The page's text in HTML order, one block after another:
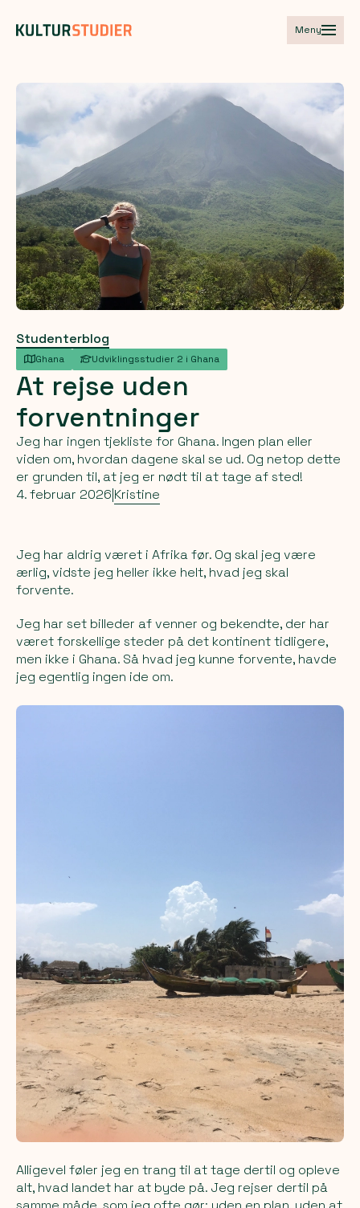
Meny
Studenterblog
Ghana Udviklingsstudier 2 i Ghana
At rejse uden
forventninger
Jeg har ingen tjekliste for Ghana. Ingen plan eller
viden om, hvordan dagene skal se ud. Og netop dette
er grunden til, at jeg er nødt til at tage af sted!
4. februar 2026|Kristine
Jeg har aldrig været i Afrika før. Og skal jeg være
ærlig, vidste jeg heller ikke helt, hvad jeg skal
forvente.
Jeg har set billeder af venner og bekendte, der har
været forskellige steder på det kontinent tidligere,
men ikke i Ghana. Så hvad jeg kunne forvente, havde
jeg egentlig ingen ide om.
Alligevel føler jeg en trang til at tage dertil og opleve
alt, hvad landet har at byde på. Jeg rejser dertil på